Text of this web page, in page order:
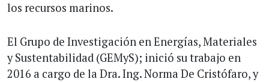
los recursos marinos.
El Grupo de Investigación en Energías, Materiales
y Sustentabilidad (GEMyS); inició su trabajo en
2016 a cargo de la Dra. Ing. Norma De Cristófaro, y